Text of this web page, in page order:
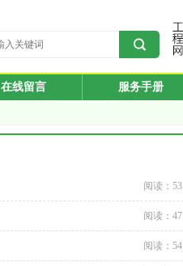
在线留言 服务手册
阅读：53
阅读：47
阅读：54